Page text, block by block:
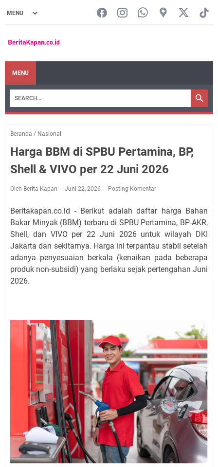
MENU
Beranda / Nasional
Harga BBM di SPBU Pertamina, BP,
Shell & VIVO per 22 Juni 2026
Oleh Berita Kapan Juni 22, 2026 Posting Komentar
Beritakapan.co.id - Berikut adalah daftar harga Bahan
Bakar Minyak (BBM) terbaru di SPBU Pertamina, BP-AKR,
Shell, dan VIVO per 22 Juni 2026 untuk wilayah DKI
Jakarta dan sekitarnya. Harga ini terpantau stabil setelah
adanya penyesuaian berkala (kenaikan pada beberapa
produk non-subsidi) yang berlaku sejak pertengahan Juni
2026.